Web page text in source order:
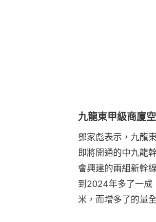
九龍東甲級商廈
鄧家彪表示，九龍
即將開通的中九龍
會興建的兩組新幹
到2024年多了一成
米，而增多了的量